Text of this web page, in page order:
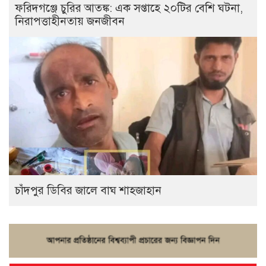
ফরিদগঞ্জে চুরির আতঙ্ক: এক সপ্তাহে ২০টির বেশি ঘটনা,
নিরাপত্তাহীনতায় জনজীবন
চাঁদপুর ডিবির জালে বাঘ শাহজাহান